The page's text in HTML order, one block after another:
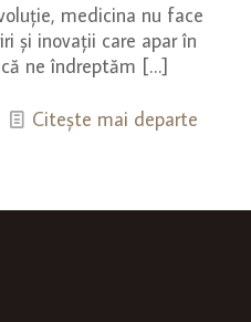
medicina nu face
și inovații care apar în
ne îndreptăm […]
Citește mai departe